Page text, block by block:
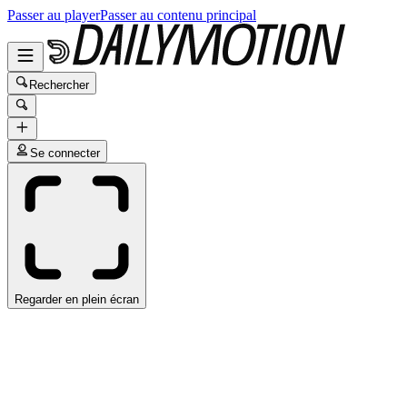
Passer au playerPasser au contenu principal
Rechercher
Se connecter
Regarder en plein écran